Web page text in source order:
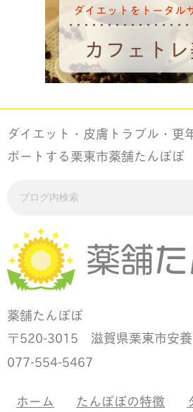
ダイエット・皮膚トラブル・更
ポートする栗東市薬舗たんぽぽ
薬舗たんぽぽ
〒520-3015 滋賀県栗東市安
077-554-5467
ホーム
たんぽぽの特徴